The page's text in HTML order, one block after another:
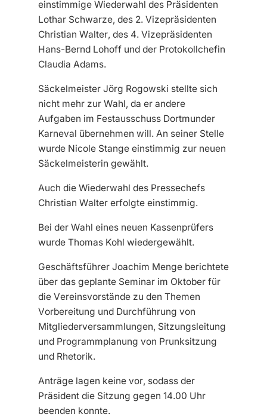
einstimmige Wiederwahl des Präsidenten
Lothar Schwarze, des 2. Vizepräsidenten
Christian Walter, des 4. Vizepräsidenten
Hans-Bernd Lohoff und der Protokollchefin
Claudia Adams.
Säckelmeister Jörg Rogowski stellte sich
nicht mehr zur Wahl, da er andere
Aufgaben im Festausschuss Dortmunder
Karneval übernehmen will. An seiner Stelle
wurde Nicole Stange einstimmig zur neuen
Säckelmeisterin gewählt.
Auch die Wiederwahl des Pressechefs
Christian Walter erfolgte einstimmig.
Bei der Wahl eines neuen Kassenprüfers
wurde Thomas Kohl wiedergewählt.
Geschäftsführer Joachim Menge berichtete
über das geplante Seminar im Oktober für
die Vereinsvorstände zu den Themen
Vorbereitung und Durchführung von
Mitgliederversammlungen, Sitzungsleitung
und Programmplanung von Prunksitzung
und Rhetorik.
Anträge lagen keine vor, sodass der
Präsident die Sitzung gegen 14.00 Uhr
beenden konnte.